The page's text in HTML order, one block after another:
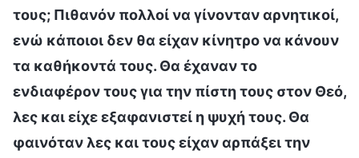
τους; Πιθανόν πολλοί να γίνονταν αρνητικοί,
ενώ κάποιοι δεν θα είχαν κίνητρο να κάνουν
τα καθήκοντά τους. Θα έχαναν το
ενδιαφέρον τους για την πίστη τους στον Θεό,
λες και είχε εξαφανιστεί η ψυχή τους. Θα
φαινόταν λες και τους είχαν αρπάξει την